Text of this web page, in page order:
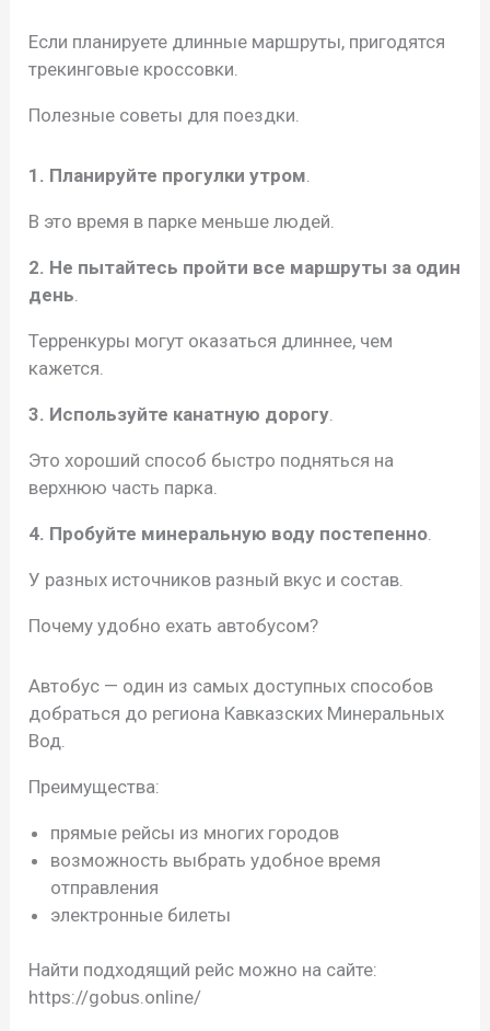
Если планируете длинные маршруты, пригодятся
трекинговые кроссовки.
Полезные советы для поездки.
1. Планируйте прогулки утром
В это время в парке меньше людей.
2. Не пытайтесь пройти все маршруты за один
день
Терренкуры могут оказаться длиннее, чем
кажется.
3. Используйте канатную дорогу
Это хороший способ быстро подняться на
верхнюю часть парка.
4. Пробуйте минеральную воду постепенно
У разных источников разный вкус и состав.
Почему удобно ехать автобусом?
Автобус — один из самых доступных способов
добраться до региона Кавказских Минеральных
Вод.
Преимущества:
прямые рейсы из многих городов
возможность выбрать удобное время
отправления
электронные билеты
Найти подходящий рейс можно на сайте:
https://gobus.online/